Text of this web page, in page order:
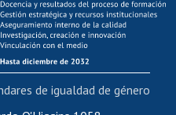
os
de capacitación
personal
interna
de igualdad de género